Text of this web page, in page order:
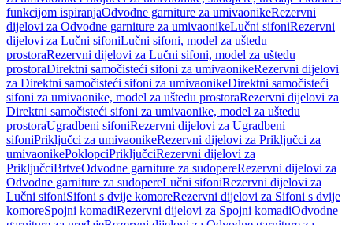
funkcijom ispiranjaOdvodne garniture za umivaonikeRezervni
dijelovi za Odvodne garniture za umivaonikeLučni sifoniRezervni
dijelovi za Lučni sifoniLučni sifoni, model za uštedu
prostoraRezervni dijelovi za Lučni sifoni, model za uštedu
prostoraDirektni samočisteći sifoni za umivaonikeRezervni dijelovi
za Direktni samočisteći sifoni za umivaonikeDirektni samočisteći
sifoni za umivaonike, model za uštedu prostoraRezervni dijelovi za
Direktni samočisteći sifoni za umivaonike, model za uštedu
prostoraUgradbeni sifoniRezervni dijelovi za Ugradbeni
sifoniPriključci za umivaonikeRezervni dijelovi za Priključci za
umivaonikePoklopciPriključciRezervni dijelovi za
PriključciBrtveOdvodne garniture za sudopereRezervni dijelovi za
Odvodne garniture za sudopereLučni sifoniRezervni dijelovi za
Lučni sifoniSifoni s dvije komoreRezervni dijelovi za Sifoni s dvije
komoreSpojni komadiRezervni dijelovi za Spojni komadiOdvodne